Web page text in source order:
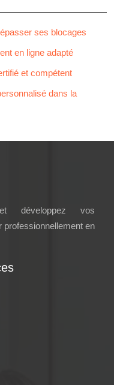
ses blocages
en ligne adapté
et compétent
dans la
développez vos
en